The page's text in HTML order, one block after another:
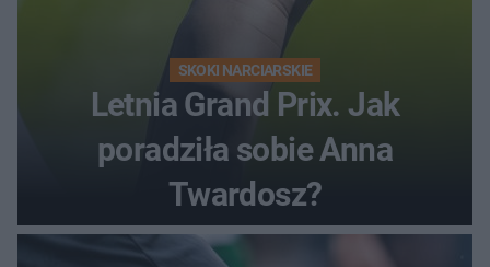
SKOKI NARCIARSKIE
Letnia Grand Prix. Jak
poradziła sobie Anna
Twardosz?